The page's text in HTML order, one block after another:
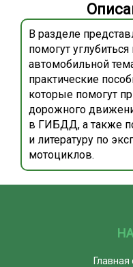
В разделе
помогут
автомобильной
практические
которые помогут
дорожного
в ГИБДД, а также
и литературу по
мотоциклов.
Главная